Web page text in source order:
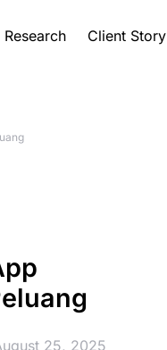
Research Client Story
25, 2025